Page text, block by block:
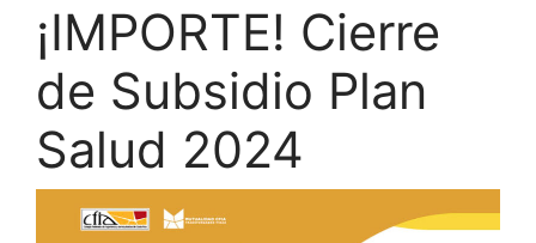
¡IMPORTE! Cierre
de Subsidio Plan
Salud 2024